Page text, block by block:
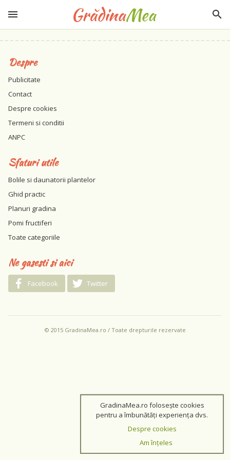
Despre
Publicitate
Contact
Despre cookies
Termeni si conditii
ANPC
Sfaturi utile
Bolile si daunatorii plantelor
Ghid practic
Planuri gradina
Pomi fructiferi
Toate categoriile
Ne gasesti si aici
Facebook Twitter
© 2015 GradinaMea.ro / Toate drepturile rezervate
GradinaMea.ro folosește cookies
pentru a îmbunătăți experiența dvs.
Despre cookies
Am înțeles